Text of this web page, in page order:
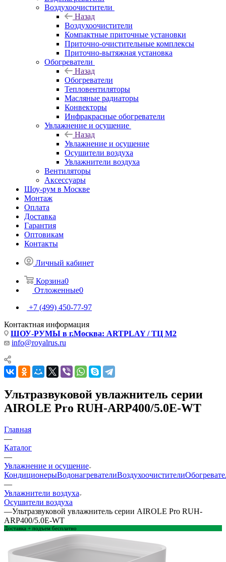
Воздухоочистители
Назад
Воздухоочистители
Компактные приточные установки
Приточно-очистительные комплексы
Приточно-вытяжная установка
Обогреватели
Назад
Обогреватели
Тепловентиляторы
Масляные радиаторы
Конвекторы
Инфракрасные обогреватели
Увлажнение и осушение
Назад
Увлажнение и осушение
Осушители воздуха
Увлажнители воздуха
Вентиляторы
Аксессуары
Шоу-рум в Москве
Монтаж
Оплата
Доставка
Гарантия
Оптовикам
Контакты
Личный кабинет
Корзина0
Отложенные0
+7 (499) 450-77-97
Контактная информация
ШОУ-РУМЫ в г.Москва: ARTPLAY / ТЦ М2
info@royalrus.ru
Ультразвуковой увлажнитель серии
AIROLE Pro RUH-ARP400/5.0E-WT
Главная
—
Каталог
—
Увлажнение и осушение
КондиционерыВодонагревателиВоздухоочистители
—
Увлажнители воздуха
Осушители воздуха
—Ультразвуковой увлажнитель серии AIROLE Pro RUH-
ARP400/5.0E-WT
Доставка + подъем бесплатно